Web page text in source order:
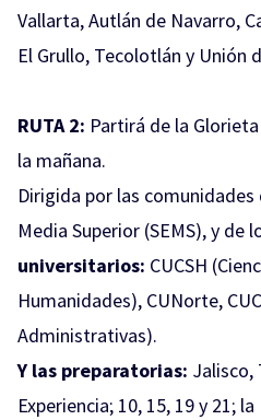
Vallarta, Autlán de Navarro,
El Grullo, Tecolotlán y Unión
RUTA 2: Partirá de la
la mañana.
Dirigida por las
Media Superior (SEMS), y de
universitarios: CUCSH
Humanidades), CUNorte,
Administrativas).
Y las preparatorias: Jalisco,
Experiencia; 10, 15, 19 y 21;